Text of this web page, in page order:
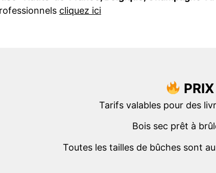
cliquez ici
PRIX
Tarifs valables pour des
Bois sec prêt à
Toutes les tailles de bûches sont